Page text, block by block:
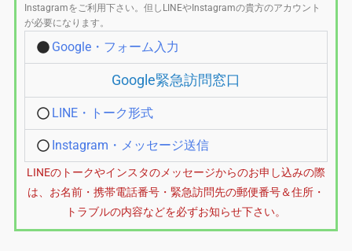
Instagramをご利用下さい。但しLINEやInstagramの貴方のアカウント
が必要になります。
Google・フォーム入力
Google緊急訪問窓口
LINE・トーク形式
Instagram・メッセージ送信
LINEのトークやインスタのメッセージからのお申し込みの際
は、お名前・携帯電話番号・緊急訪問先の郵便番号＆住所・
トラブルの内容などを必ずお知らせ下さい。